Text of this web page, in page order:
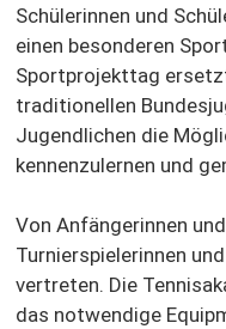
Schülerinnen und
einen besonderen
Sportprojekttag
traditionellen
Jugendlichen die
kennenzulernen und
Von Anfängerinnen
Turnierspielerinnen
vertreten. Die
das notwendige